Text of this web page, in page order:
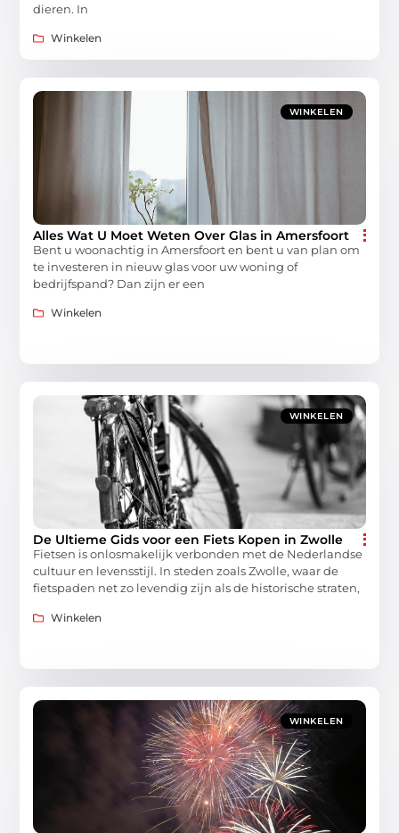
dieren. In
Winkelen
WINKELEN
Alles Wat U Moet Weten Over Glas in Amersfoort
Bent u woonachtig in Amersfoort en bent u van plan om
te investeren in nieuw glas voor uw woning of
bedrijfspand? Dan zijn er een
Winkelen
WINKELEN
De Ultieme Gids voor een Fiets Kopen in Zwolle
Fietsen is onlosmakelijk verbonden met de Nederlandse
cultuur en levensstijl. In steden zoals Zwolle, waar de
fietspaden net zo levendig zijn als de historische straten,
Winkelen
WINKELEN